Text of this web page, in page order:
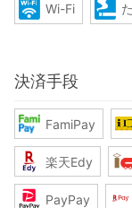
Wi-Fi
決済手段
FamiPay
楽天Edy
PayPay